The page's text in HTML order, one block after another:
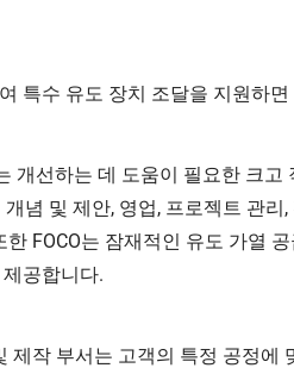
특수 유도 장치 조달을 지원하
개선하는 데 도움이 필요한 크
념 및 제안, 영업, 프로젝트 관
FOCO는 잠재적인 유도 가열
공합니다.
제작 부서는 고객의 특정 공정